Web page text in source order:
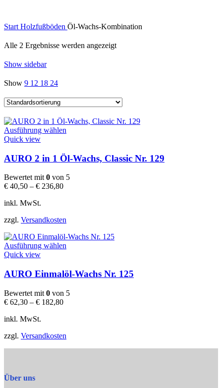
Start Holzfußböden Öl-Wachs-Kombination
Alle 2 Ergebnisse werden angezeigt
Show sidebar
Show 9 12 18 24
Ausführung wählen
mehrere
Varianten
auf.
gewählt
Quick view
AURO 2 in 1 Öl-Wachs, Classic Nr. 129
Bewertet mit0 von 5
€ 40,50 – € 236,80
inkl. MwSt.
zzgl. Versandkosten
Ausführung wählen
mehrere
auf.
Quick view
AURO Einmalöl-Wachs Nr. 125
Bewertet mit 0 von 5
€ 62,30 – € 182,80
inkl. MwSt.
zzgl. Versandkosten
Über uns